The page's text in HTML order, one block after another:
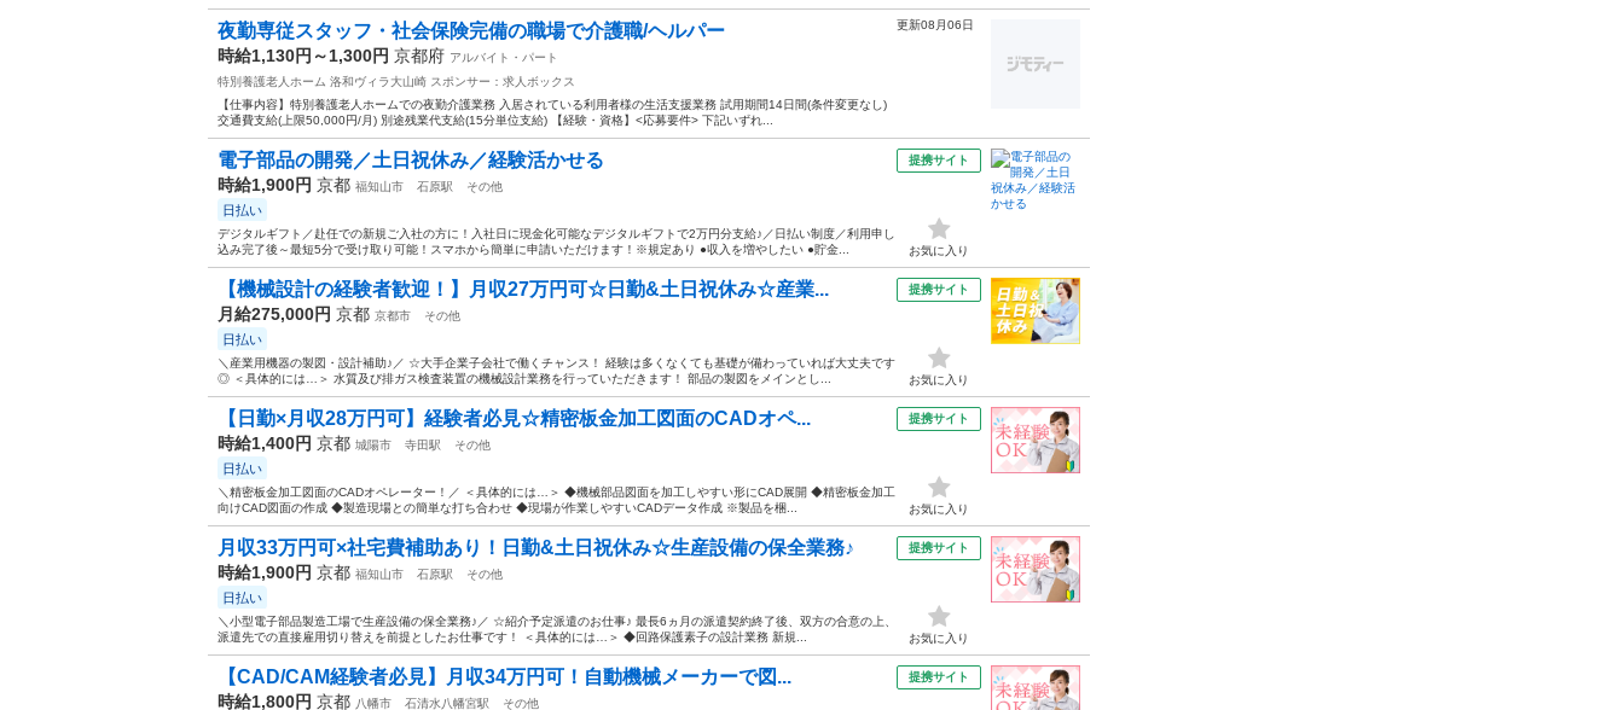
夜勤専従スタッフ・社会保険完備の職場で介護職/ヘルパー
時給1,130円～1,300円 京都府 アルバイト・パート
特別養護老人ホーム 洛和ヴィラ大山崎 スポンサー：求人ボックス
【仕事内容】特別養護老人ホームでの夜勤介護業務 入居されている利用者様の生活支援業務 試用期間14日間(条件変更なし)
交通費支給(上限50,000円/月) 別途残業代支給(15分単位支給) 【経験・資格】<応募要件> 下記いずれ...
更新08月06日
電子部品の開発／土日祝休み／経験活かせる
時給1,900円 京都 福知山市 石原駅 その他
日払い
デジタルギフト／赴任での新規ご入社の方に！入社日に現金化可能なデジタルギフトで2万円分支給♪／日払い制度／利用申し
込み完了後～最短5分で受け取り可能！スマホから簡単に申請いただけます！※規定あり ●収入を増やしたい ●貯金...
提携サイト
お気に入り
【機械設計の経験者歓迎！】月収27万円可☆日勤&土日祝休み☆産業...
月給275,000円 京都 京都市 その他
日払い
＼産業用機器の製図・設計補助♪／ ☆大手企業子会社で働くチャンス！ 経験は多くなくても基礎が備わっていれば大丈夫です
◎ ＜具体的には…＞ 水質及び排ガス検査装置の機械設計業務を行っていただきます！ 部品の製図をメインとし...
提携サイト
お気に入り
【日勤×月収28万円可】経験者必見☆精密板金加工図面のCADオペ...
時給1,400円 京都 城陽市 寺田駅 その他
日払い
＼精密板金加工図面のCADオペレーター！／ ＜具体的には…＞ ◆機械部品図面を加工しやすい形にCAD展開 ◆精密板金加工
向けCAD図面の作成 ◆製造現場との簡単な打ち合わせ ◆現場が作業しやすいCADデータ作成 ※製品を梱...
提携サイト
お気に入り
月収33万円可×社宅費補助あり！日勤&土日祝休み☆生産設備の保全業務♪
時給1,900円 京都 福知山市 石原駅 その他
日払い
＼小型電子部品製造工場で生産設備の保全業務♪／ ☆紹介予定派遣のお仕事♪ 最長6ヵ月の派遣契約終了後、双方の合意の上、
派遣先での直接雇用切り替えを前提としたお仕事です！ ＜具体的には…＞ ◆回路保護素子の設計業務 新規...
提携サイト
お気に入り
【CAD/CAM経験者必見】月収34万円可！自動機械メーカーで図...
時給1,800円 京都 八幡市 石清水八幡宮駅 その他
提携サイト